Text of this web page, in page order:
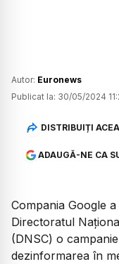
Autor: Euronews
Publicat la: 30/05/2024
DISTRIBUIȚI
ADAUGĂ-NE CA
Compania Google
Directoratul
(DNSC) o
dezinformarea în